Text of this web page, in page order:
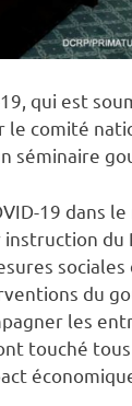
qui est
le comité
séminaire
19 dans
du
du
les
touché